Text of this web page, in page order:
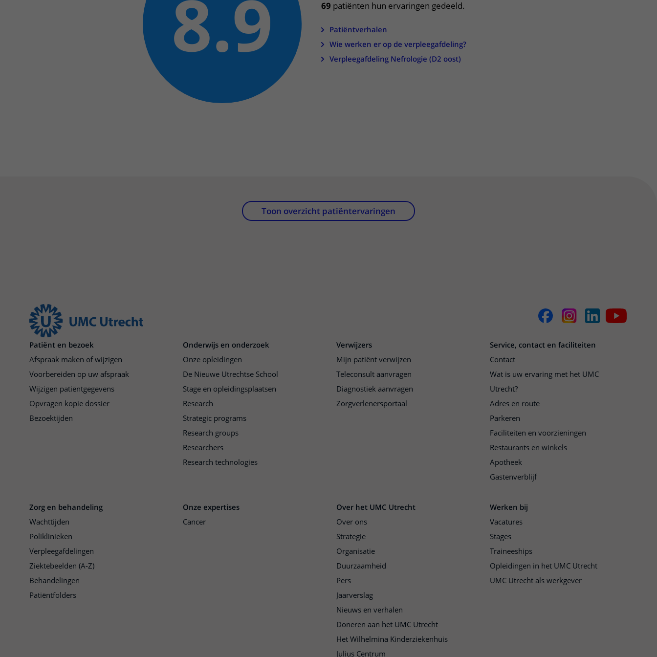
Bezoektijden
Wijzigen patiëntgegevens
Contact met verpleegafdeling
Het Wilhelmina
Kinderziekenhuis
8.9
69 patiënten hun ervaringen gedeeld.
Patiëntverhalen
Wie werken er op de verpleegafdeling?
Verpleegafdeling Nefrologie (D2 oost)
Toon overzicht patiëntervaringen
Patiënt en bezoek
Afspraak maken of wijzigen
Voorbereiden op uw afspraak
Wijzigen patiëntgegevens
Opvragen kopie dossier
Bezoektijden
Onderwijs en onderzoek
Onze opleidingen
De Nieuwe Utrechtse School
Stage en opleidingsplaatsen
Research
Strategic programs
Research groups
Researchers
Research technologies
Verwijzers
Mijn patiënt verwijzen
Teleconsult aanvragen
Diagnostiek aanvragen
Zorgverlenersportaal
Service, contact en faciliteiten
Contact
Wat is uw ervaring met het UMC
Utrecht?
Adres en route
Parkeren
Faciliteiten en voorzieningen
Restaurants en winkels
Apotheek
Gastenverblijf
Zorg en behandeling
Wachttijden
Poliklinieken
Verpleegafdelingen
Ziektebeelden (A-Z)
Behandelingen
Patiëntfolders
Onze expertises
Cancer
Over het UMC Utrecht
Over ons
Strategie
Organisatie
Duurzaamheid
Pers
Jaarverslag
Nieuws en verhalen
Doneren aan het UMC Utrecht
Het Wilhelmina Kinderziekenhuis
Julius Centrum
Werken bij
Vacatures
Stages
Traineeships
Opleidingen in het UMC Utrecht
UMC Utrecht als werkgever